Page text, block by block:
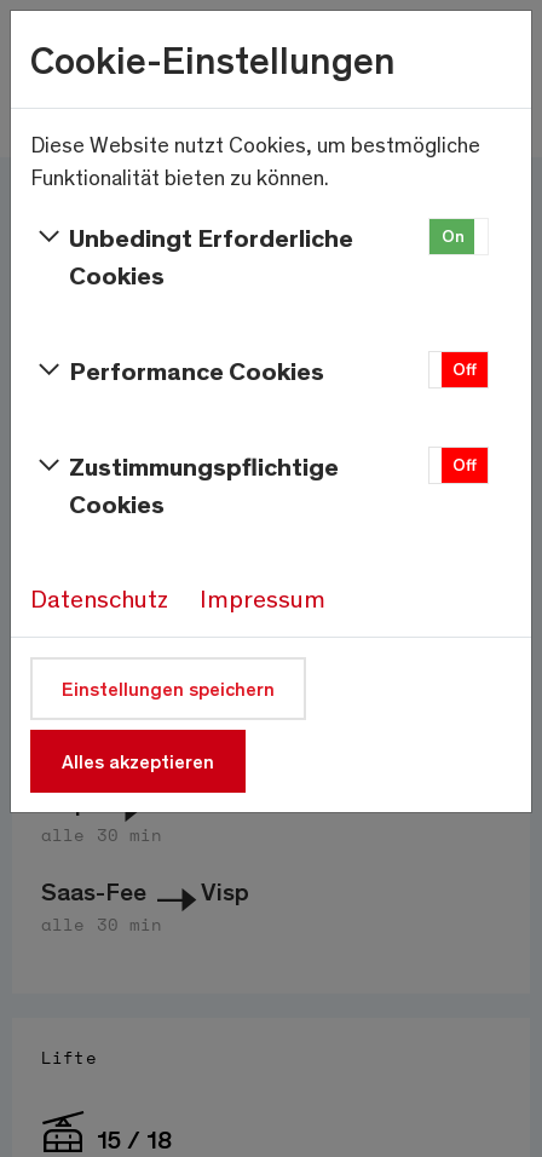
Skip to main content
14.5°C
Wetter
Hier und jetzt – Saas-
Fee/Saastal ist bereit
14.5°C
Visp Saas-Fee
alle 30 min
Saas-Fee Visp
alle 30 min
Lifte
15 / 18
Cookie-Einstellungen
Diese Website nutzt Cookies, um bestmögliche
Funktionalität bieten zu können.
Unbedingt Erforderliche
Cookies
On
Performance Cookies Off
Zustimmungspflichtige
Cookies
Off
Datenschutz Impressum
Einstellungen speichern
Alles akzeptieren